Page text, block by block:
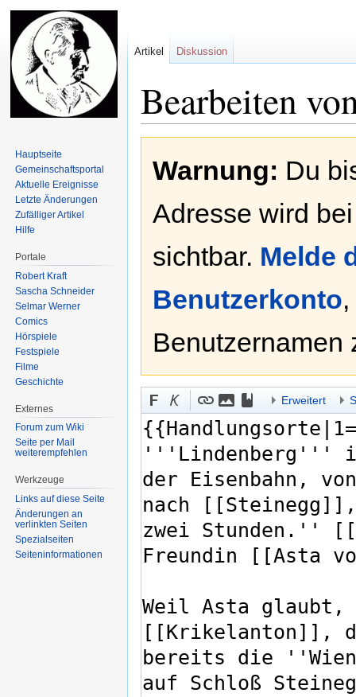
Bearbeiten
Navigation
springen
Suche
springen
Warnung: Du
Adresse wird
sichtbar. Melde
Benutzerkonto
Benutzernamen
Erweitert
Artikel Diskussion
Hauptseite
Gemeinschafts­portal
Aktuelle Ereignisse
Letzte Änderungen
Zufälliger Artikel
Hilfe
Portale
Robert Kraft
Sascha Schneider
Selmar Werner
Comics
Hörspiele
Festspiele
Filme
Geschichte
Externes
Forum zum Wiki
Seite per Mail
weiterempfehlen
Werkzeuge
Links auf diese Seite
Änderungen an
verlinkten Seiten
Spezialseiten
Seiten­informationen